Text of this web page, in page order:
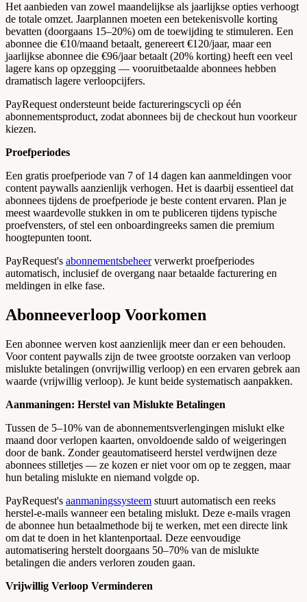
Het aanbieden van zowel maandelijkse als jaarlijkse opties verhoogt
de totale omzet. Jaarplannen moeten een betekenisvolle korting
bevatten (doorgaans 15–20%) om de toewijding te stimuleren. Een
abonnee die €10/maand betaalt, genereert €120/jaar, maar een
jaarlijkse abonnee die €96/jaar betaalt (20% korting) heeft een veel
lagere kans op opzegging — vooruitbetaalde abonnees hebben
dramatisch lagere verloopcijfers.
PayRequest ondersteunt beide factureringscycli op één
abonnementsproduct, zodat abonnees bij de checkout hun voorkeur
kiezen.
Proefperiodes
Een gratis proefperiode van 7 of 14 dagen kan aanmeldingen voor
content paywalls aanzienlijk verhogen. Het is daarbij essentieel dat
abonnees tijdens de proefperiode je beste content ervaren. Plan je
meest waardevolle stukken in om te publiceren tijdens typische
proefvensters, of stel een onboardingreeks samen die premium
hoogtepunten toont.
PayRequest's abonnementsbeheerverwerkt proefperiodes
automatisch, inclusief de overgang naar betaalde facturering en
meldingen in elke fase.
Abonneeverloop Voorkomen
Een abonnee werven kost aanzienlijk meer dan er een behouden.
Voor content paywalls zijn de twee grootste oorzaken van verloop
mislukte betalingen (onvrijwillig verloop) en een ervaren gebrek aan
waarde (vrijwillig verloop). Je kunt beide systematisch aanpakken.
Aanmaningen: Herstel van Mislukte Betalingen
Tussen de 5–10% van de abonnementsverlengingen mislukt elke
maand door verlopen kaarten, onvoldoende saldo of weigeringen
door de bank. Zonder geautomatiseerd herstel verdwijnen deze
abonnees stilletjes — ze kozen er niet voor om op te zeggen, maar
hun betaling mislukte en niemand volgde op.
PayRequest's aanmaningssysteem stuurt automatisch een reeks
herstel-e-mails wanneer een betaling mislukt. Deze e-mails vragen
de abonnee hun betaalmethode bij te werken, met een directe link
om dat te doen in het klantenportaal. Deze eenvoudige
automatisering herstelt doorgaans 50–70% van de mislukte
betalingen die anders verloren zouden gaan.
Vrijwillig Verloop Verminderen